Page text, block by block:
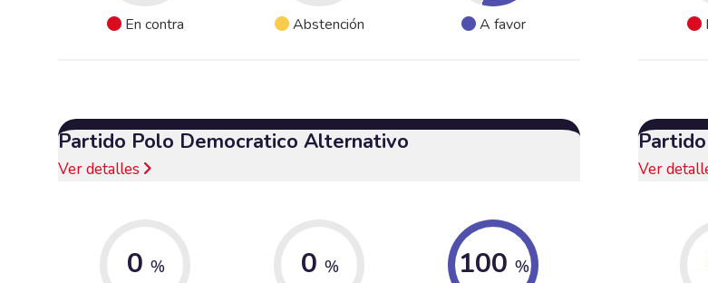
En contra Abstención A favor
Partido Polo Democratico Alternativo
Ver detalles
0 % 0 % 100 %
Ver